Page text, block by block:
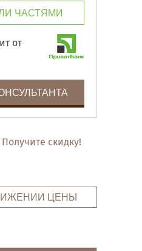
ЧАСТЯМИ
от
Получите скидку!
ЦЕНЫ